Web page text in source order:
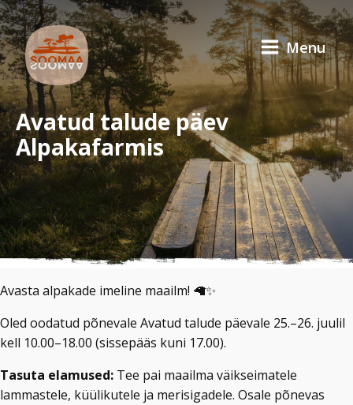
Menu
Avatud talude päev
Alpakafarmis
Avasta alpakade imeline maailm! 🦙✨
Oled oodatud põnevale Avatud talude päevale 25.–26. juulil
kell 10.00–18.00 (sissepääs kuni 17.00).
Tasuta elamused: Tee pai maailma väikseimatele
lammastele, küülikutele ja merisigadele. Osale põnevas